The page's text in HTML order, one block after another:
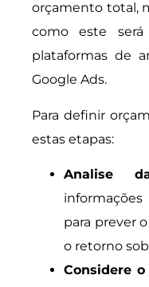
orçamento total,
como este
plataformas de
Google Ads.
Para definir
estas etapas:
Analise
para prever
o retorno
Considere